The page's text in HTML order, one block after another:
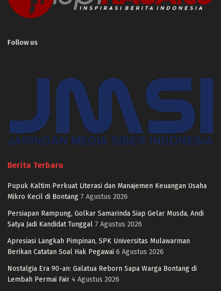
Follow us
Berita Terbaru
Pupuk Kaltim Perkuat Literasi dan Manajemen Keuangan Usaha
Mikro Kecil di Bontang 7 Agustus 2026
Persiapan Rampung, Golkar Samarinda Siap Gelar Musda, Andi
Satya Jadi Kandidat Tunggal 7 Agustus 2026
Apresiasi Langkah Pimpinan, SPK Universitas Mulawarman
Berikan Catatan Soal Hak Pegawai 6 Agustus 2026
Nostalgia Era 90-an: Galatua Reborn Sapa Warga Bontang di
Lembah Permai Fair 4 Agustus 2026